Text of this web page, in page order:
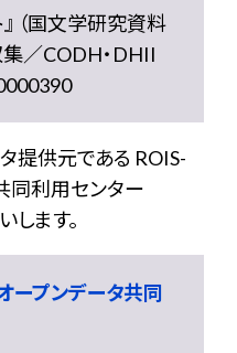
（国文学研究資料
／CODH・DHII
提供元である ROIS-
同利用センター
ます。
ープンデータ共同